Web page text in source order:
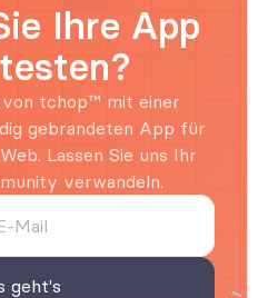
Ihre App
tchop™ mit einer
gebrandeten App für
Lassen Sie uns Ihr
verwandeln.